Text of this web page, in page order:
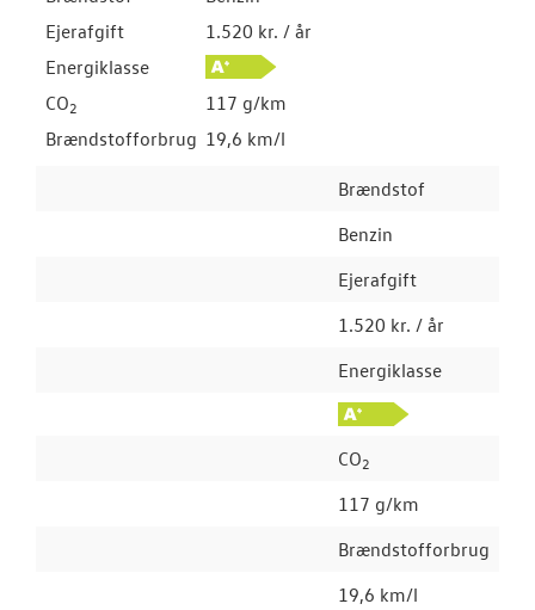
Ejerafgift
1.520 kr. / år
Energiklasse
CO2
117 g/km
Brændstofforbrug 19,6 km/l
Brændstof
Benzin
Ejerafgift
1.520 kr. / år
Energiklasse
CO2
117 g/km
Brændstofforbrug
19,6 km/l